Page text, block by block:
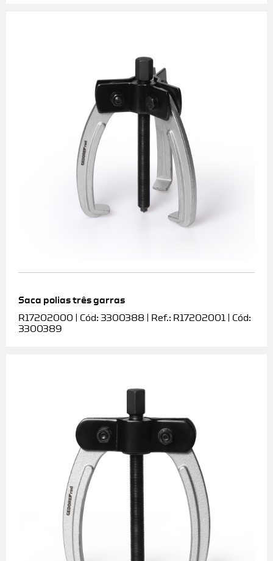
Saca polias três garras
R17202000 | Cód: 3300388 | Ref.: R17202001 | Cód:
3300389